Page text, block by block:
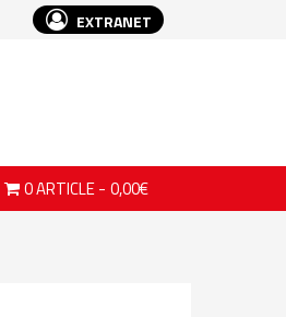
EXTRANET
0 ARTICLE 0,00€